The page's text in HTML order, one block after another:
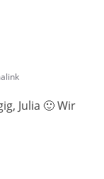
Julia 🙂 Wir